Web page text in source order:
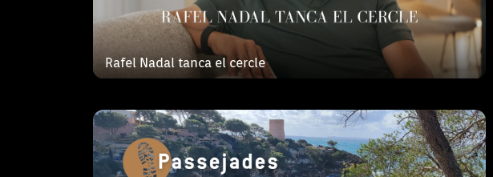
Rafel Nadal tanca el cercle
Els presentadors Glòria Franquet i Vicenç Sastre
recorreran el nostre territori amb rutes senzilles que
transcorren vora la mar, per la muntanya o l’interior de